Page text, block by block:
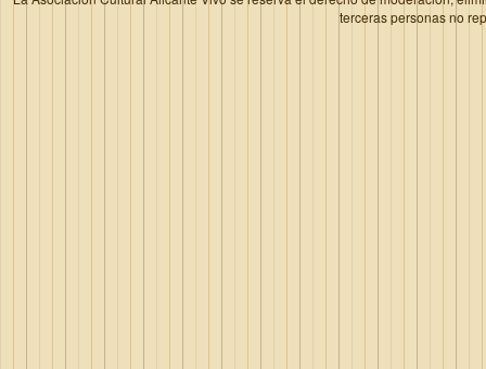
terceras personas no